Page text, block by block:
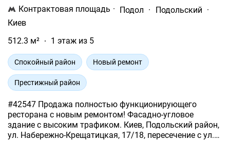
Контрактовая площадь · Подол · Подольский ·
Киев
512.3 м²
1 этаж из 5
Спокойный район Новый ремонт
Престижный район
#42547 Продажа полностью функционирующего
ресторана с новым ремонтом! Фасадно-угловое
здание с высоким трафиком. Киев, Подольский район,
ул. Набережно-Крещатицкая, 17/18, пересечение с ул.